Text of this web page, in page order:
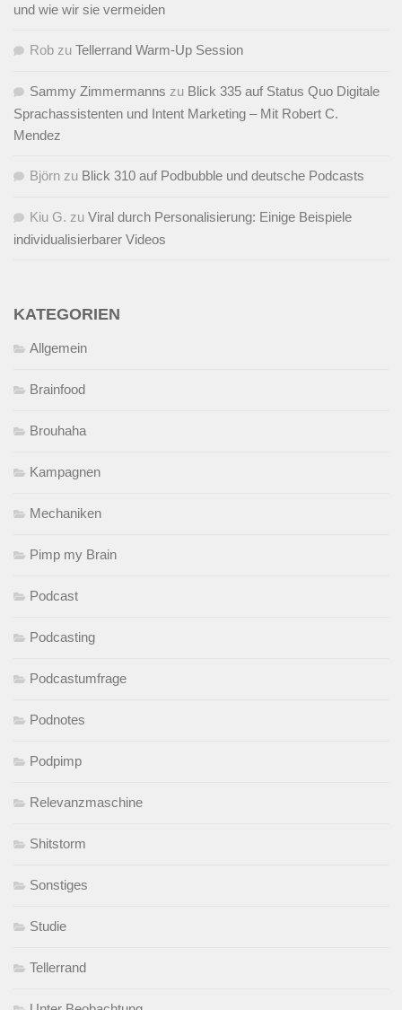
und wie wir sie vermeiden
Rob zu Tellerrand Warm-Up Session
Sammy Zimmermanns zu Blick 335 auf Status Quo Digitale
Sprachassistenten und Intent Marketing – Mit Robert C.
Mendez
Björn zu Blick 310 auf Podbubble und deutsche Podcasts
Kiu G. zu Viral durch Personalisierung: Einige Beispiele
individualisierbarer Videos
KATEGORIEN
Allgemein
Brainfood
Brouhaha
Kampagnen
Mechaniken
Pimp my Brain
Podcast
Podcasting
Podcastumfrage
Podnotes
Podpimp
Relevanzmaschine
Shitstorm
Sonstiges
Studie
Tellerrand